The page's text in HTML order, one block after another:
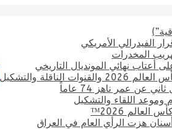
الفيدرالي الأمريكي
المخدرات
أعتاب نهائي المونديال التاريخي
والتشكيل
عن عمر ناهز 74 عاماً
وموعد اللقاء والتشكيل
2026™
هزت الرأي العام في العراق